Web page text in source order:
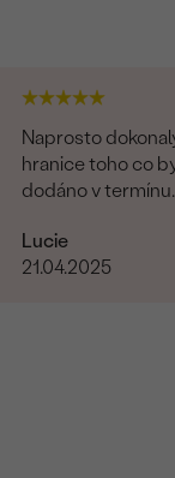
Naprosto
hranice toho co by museli. Zboží
Lucie
21.04.2025